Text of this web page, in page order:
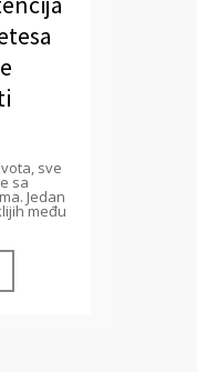
sve
sa
Jedan
među